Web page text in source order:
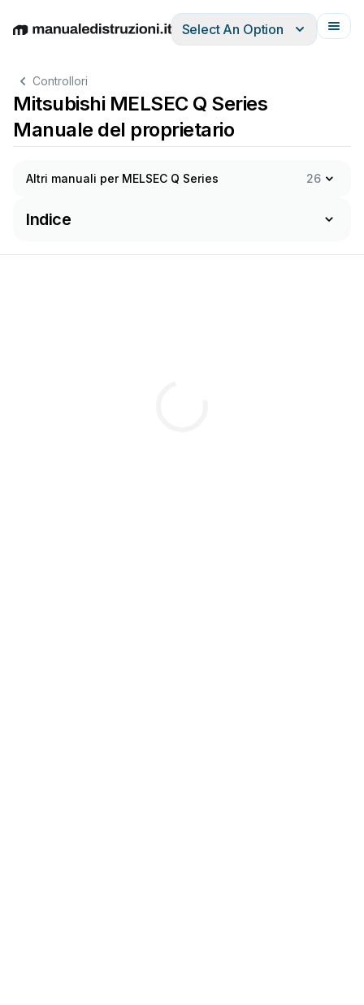
EnglishDeutschEspañolItalianoFrançais
Select An Option
Controllori
Mitsubishi MELSEC Q Series
Manuale del proprietario
Altri manuali per MELSEC Q Series 26
Indice